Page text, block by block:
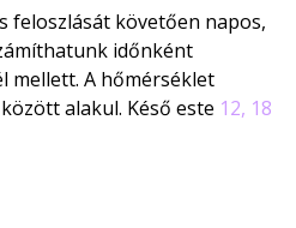
feloszlását követően napos,
időnként
mellett. A hőmérséklet
alakul. Késő este 12, 18